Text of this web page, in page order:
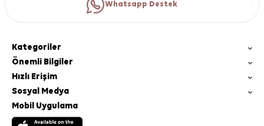
Whatsapp Destek
Kategoriler
Önemli Bilgiler
Hızlı Erişim
Sosyal Medya
Mobil Uygulama